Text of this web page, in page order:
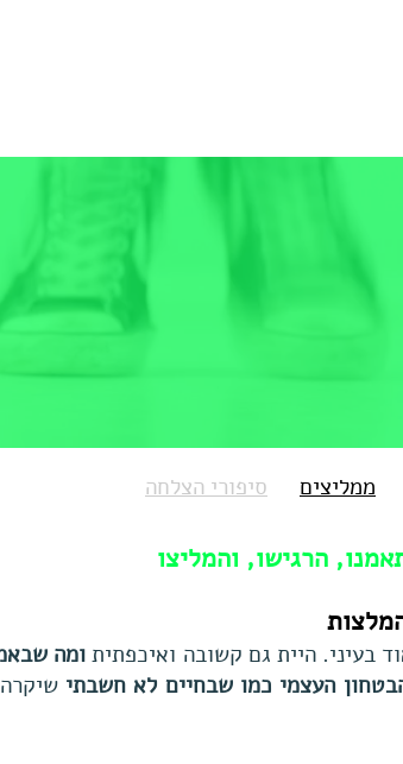
סיפורי הצלחה ממליצים
הרגישו, והמליצו
בעיני. היית גם קשובה ואיכפתיתומה
העצמי כמו שבחיים לא חשבתי